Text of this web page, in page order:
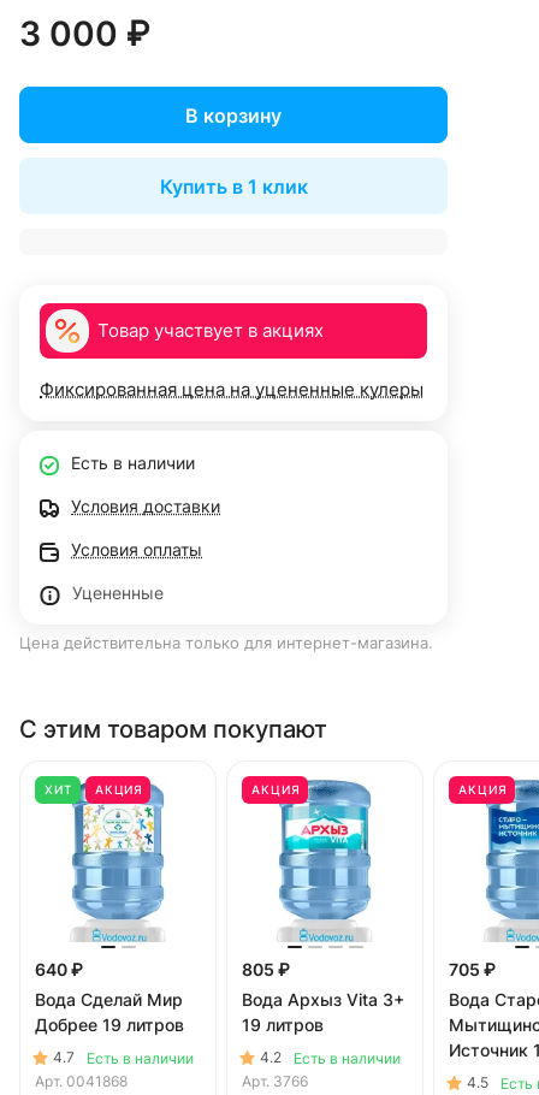
3 000 ₽
В корзину
Купить в 1 клик
Товар участвует в акциях
Фиксированная цена на уцененные кулеры
Есть в наличии
Условия доставки
Условия оплаты
Уцененные
Цена действительна только для интернет-магазина.
С этим товаром покупают
ХИТ АКЦИЯ
640 ₽
Вода Сделай Мир
Добрее 19 литров
4.7
Есть в наличии
Арт. 0041868
АКЦИЯ
805 ₽
Вода Архыз Vita 3+
19 литров
4.2
Есть в наличии
Арт. 3766
АКЦИЯ
705 ₽
Вода
Источник
литров
4.5
Есть